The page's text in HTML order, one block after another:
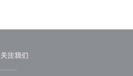
关注我们